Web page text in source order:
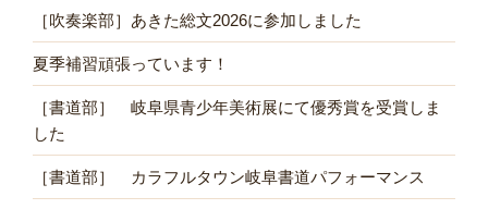
［吹奏楽部］あきた総文2026に参加しました
夏季補習頑張っています！
［書道部］ 岐阜県青少年美術展にて優秀賞を受賞しま
した
［書道部］ カラフルタウン岐阜書道パフォーマンス